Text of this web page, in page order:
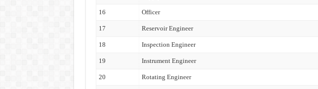
16 Officer
17 Reservoir Engineer
18 Inspection Engineer
19 Instrument Engineer
20 Rotating Engineer